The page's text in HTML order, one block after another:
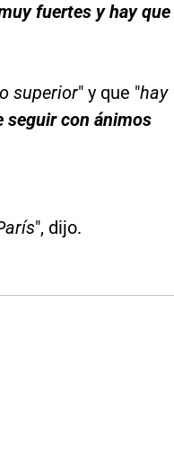
fuertes y hay que
superior" y que "hay
seguir con ánimos
", dijo.